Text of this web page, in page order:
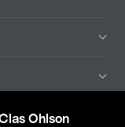
Ohlson